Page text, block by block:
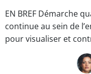
EN BREF Démarche
continue au sein de
pour visualiser et